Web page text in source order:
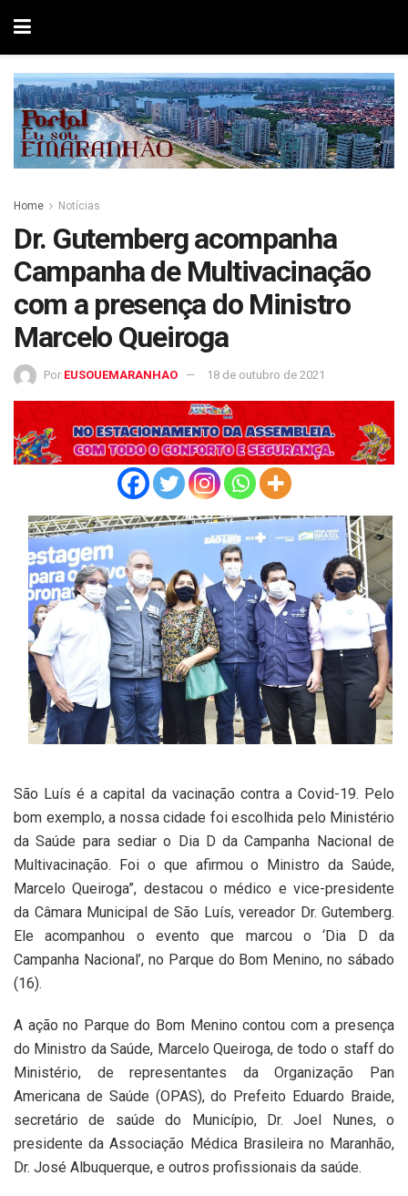
Home Notícias
Dr. Gutemberg acompanha
Campanha de Multivacinação
com a presença do Ministro
Marcelo Queiroga
Por EUSOUEMARANHAO 18 de outubro de 2021
São Luís é a capital da vacinação contra a Covid-19. Pelo
bom exemplo, a nossa cidade foi escolhida pelo Ministério
da Saúde para sediar o Dia D da Campanha Nacional de
Multivacinação. Foi o que afirmou o Ministro da Saúde,
Marcelo Queiroga”, destacou o médico e vice-presidente
da Câmara Municipal de São Luís, vereador Dr. Gutemberg.
Ele acompanhou o evento que marcou o ‘Dia D da
Campanha Nacional’, no Parque do Bom Menino, no sábado
(16).
A ação no Parque do Bom Menino contou com a presença
do Ministro da Saúde, Marcelo Queiroga, de todo o staff do
Ministério, de representantes da Organização Pan
Americana de Saúde (OPAS), do Prefeito Eduardo Braide,
secretário de saúde do Município, Dr. Joel Nunes, o
presidente da Associação Médica Brasileira no Maranhão,
Dr. José Albuquerque, e outros profissionais da saúde.